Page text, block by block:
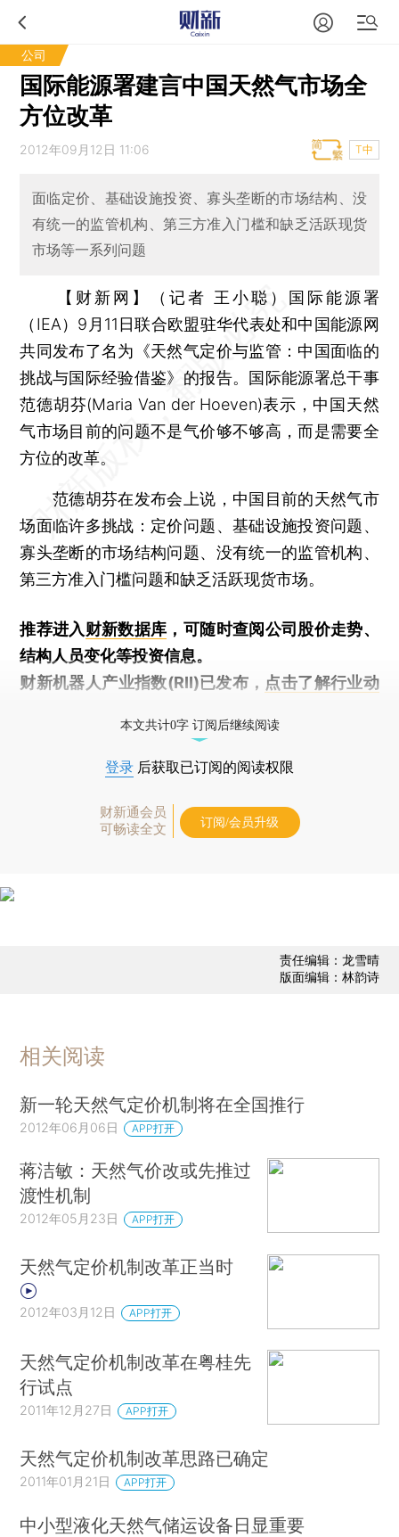
公司
国际能源署建言中国天然气市场全
方位改革
2012年09月12日 11:06 T中
面临定价、基础设施投资、寡头垄断的市场结构、没
有统一的监管机构、第三方准入门槛和缺乏活跃现货
市场等一系列问题
【财新网】（记者 王小聪）
国际能源署
（IEA）9月11日联合欧盟驻华代表处和中国能源网
共同发布了名为《天然气定价与监管：中国面临的
挑战与国际经验借鉴》的报告。国际能源署总干事
范德胡芬(Maria Van der Hoeven)表示，中国天然
气市场目前的问题不是气价够不够高，而是需要全
方位的改革。
范德胡芬在发布会上说，中国目前的天然气市
场面临许多挑战：定价问题、基础设施投资问题、
寡头垄断的市场结构问题、没有统一的监管机构、
第三方准入门槛问题和缺乏活跃现货市场。
推荐进入财新数据库 ，可随时查阅公司股价走势、
结构人员变化等投资信息。
财新机器人产业指数(RII)已发布， 点击了解行业动
本文共计0字 订阅后继续阅读
登录 后获取已订阅的阅读权限
财新通会员
可畅读全文
订阅/会员升级
责任编辑：龙雪晴
版面编辑：林韵诗
相关阅读
新一轮天然气定价机制将在全国推行
2012年06月06日 APP打开
蒋洁敏：天然气价改或先推过
渡性机制
2012年05月23日 APP打开
天然气定价机制改革正当时
2012年03月12日 APP打开
天然气定价机制改革在粤桂先
行试点
2011年12月27日 APP打开
天然气定价机制改革思路已确定
2011年01月21日 APP打开
中小型液化天然气储运设备日显重要